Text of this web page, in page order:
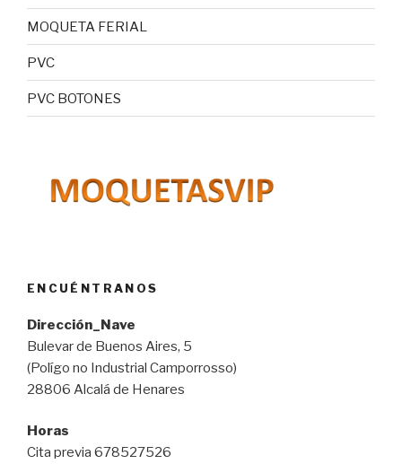
MOQUETA FERIAL
PVC
PVC BOTONES
ENCUÉNTRANOS
Dirección_Nave
Bulevar de Buenos Aires, 5
(Polígo no Industrial Camporrosso)
28806 Alcalá de Henares
Horas
Cita previa 678527526